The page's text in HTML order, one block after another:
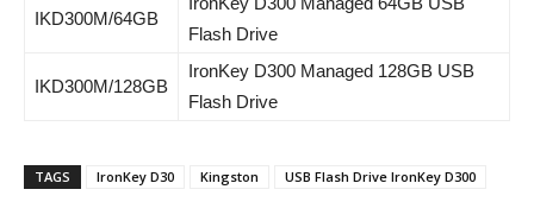
IKD300M/64GB
Flash Drive
IKD300M/128GB
IronKey D300 Managed 128GB USB
Flash Drive
TAGS IronKey D30 Kingston USB Flash Drive IronKey D300